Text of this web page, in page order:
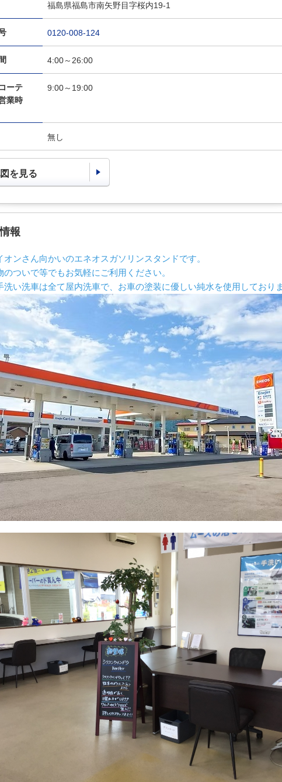
福島県福島市南矢野目字桜内19-1
0120-008-124
4:00～26:00
ーテ
業時
9:00～19:00
無し
を見る
報
オンさん向かいのエネオスガソリンスタンドです。
のついで等でもお気軽にご利用ください。
洗い洗車は全て屋内洗車で、お車の塗装に優しい純水を使用しておりま